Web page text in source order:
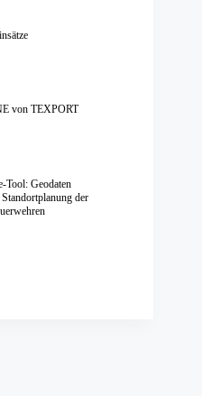
von TEXPORT
Tool: Geodaten
der